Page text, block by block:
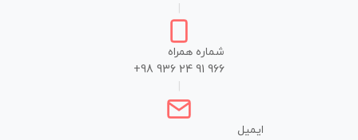
شماره همراه
+98 936 24 91 966
ایمیل